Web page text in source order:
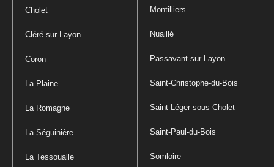
Cholet
Cléré-sur-Layon
Coron
La Plaine
La Romagne
La Séguinière
La Tessoualle
Montilliers
Nuaillé
Passavant-sur-Layon
Saint-Christophe-du-Bois
Saint-Léger-sous-Cholet
Saint-Paul-du-Bois
Somloire